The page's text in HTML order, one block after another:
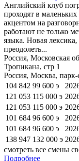
Английский клуб
проходят в маленьких
акцентом на
работают не только
языка. Новая
преодолеть...
Россия, Московская
Тропикана, стр 1
Россия, Москва,
104 842 99 600 э
121 053 115 000 э
121 053 115 000 э
101 684 96 600 э
101 684 96 600 э
138 947 132 000 э
смотреть все смены
Подробнее